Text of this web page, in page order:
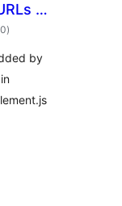
?
értékelés
összesen
)
by